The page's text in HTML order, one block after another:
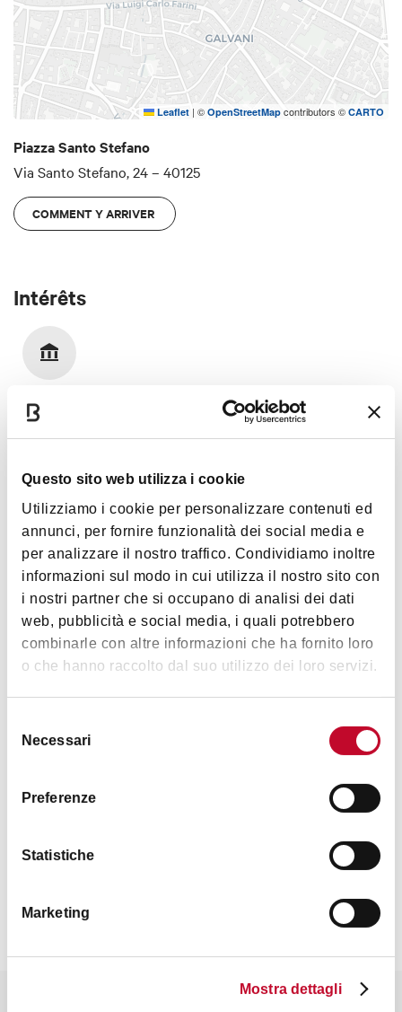
Questo sito web utilizza i cookie
Utilizziamo i cookie per personalizzare contenuti ed
annunci, per fornire funzionalità dei social media e
per analizzare il nostro traffico. Condividiamo inoltre
informazioni sul modo in cui utilizza il nostro sito con
i nostri partner che si occupano di analisi dei dati
web, pubblicità e social media, i quali potrebbero
combinarle con altre informazioni che ha fornito loro
o che hanno raccolto dal suo utilizzo dei loro servizi.
delNecessari
Preferenze
Statistiche
Marketing
Mostra dettagli
Leaflet | © OpenStreetMap contributors © CARTO
Piazza Santo Stefano
Via Santo Stefano, 24 – 40125
COMMENT Y ARRIVER
Intérêts
Images